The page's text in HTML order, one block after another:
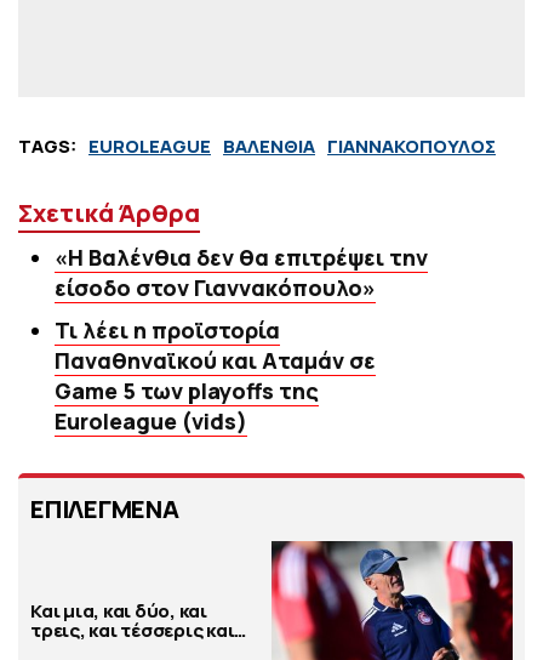
TAGS: EUROLEAGUE ΒΑΛΕΝΘΙΑ ΓΙΑΝΝΑΚΟΠΟΥΛΟΣ
Σχετικά Άρθρα
«Η Βαλένθια δεν θα επιτρέψει την
είσοδο στον Γιαννακόπουλο»
Τι λέει η προϊστορία
Παναθηναϊκού και Αταμάν σε
Game 5 των playoffs της
Euroleague (vids)
ΕΠΙΛΕΓΜΕΝΑ
Και μια, και δύο, και
τρεις, και τέσσερις και…